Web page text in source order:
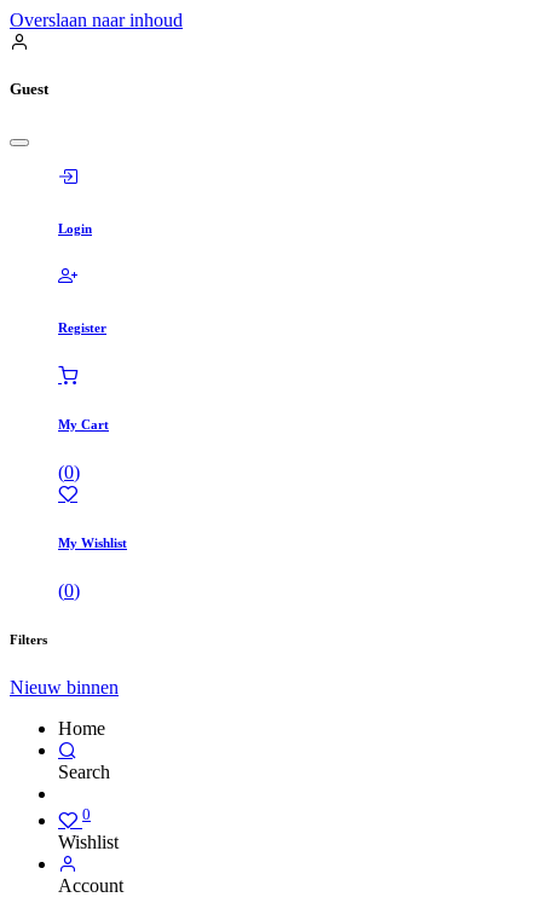
Overslaan naar inhoud
Guest
Login
Register
My Cart
(0)
My Wishlist
(0)
Filters
Nieuw binnen
Home
Search
0
Wishlist
Account